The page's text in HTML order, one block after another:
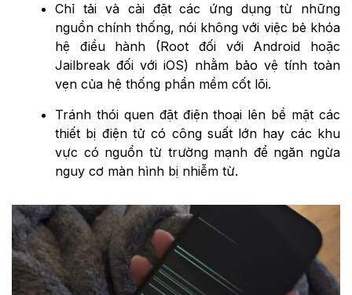
Chỉ tải và cài đặt các ứng dụng từ những
nguồn chính thống, nói không với việc bẻ khóa
hệ điều hành (Root đối với Android hoặc
Jailbreak đối với iOS) nhằm bảo vệ tính toàn
vẹn của hệ thống phần mềm cốt lõi.
Tránh thói quen đặt điện thoại lên bề mặt các
thiết bị điện tử có công suất lớn hay các khu
vực có nguồn từ trường mạnh để ngăn ngừa
nguy cơ màn hình bị nhiễm từ.